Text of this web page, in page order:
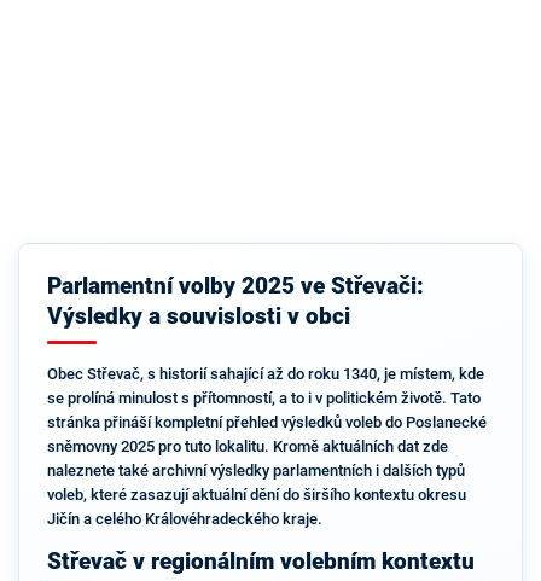
Parlamentní volby 2025 ve Střevači:
Výsledky a souvislosti v obci
Obec Střevač, s historií sahající až do roku 1340, je místem, kde
se prolíná minulost s přítomností, a to i v politickém životě. Tato
stránka přináší kompletní přehled výsledků voleb do Poslanecké
sněmovny 2025 pro tuto lokalitu. Kromě aktuálních dat zde
naleznete také archivní výsledky parlamentních i dalších typů
voleb, které zasazují aktuální dění do širšího kontextu okresu
Jičín a celého Královéhradeckého kraje.
Střevač v regionálním volebním kontextu